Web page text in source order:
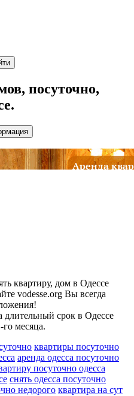
посуточно,
квартиру, дом в Одессе
vodesse.org Вы всегда
длительный срок в Одессе
го месяца.
квартиры посуточно
аренда одесса посуточно
посуточно одесса
снять одесса посуточно
недорого квартира на сут